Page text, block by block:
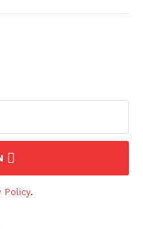
Policy.